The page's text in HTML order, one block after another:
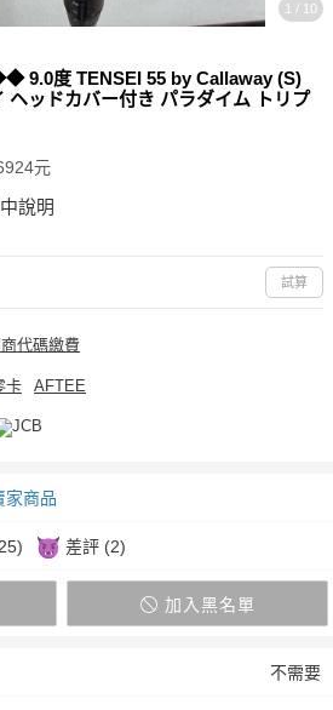
1 / 10
9.0度 TENSEI 55 by Callaway (S)
ヘッドカバー付き パラダイム トリプ
元
說明
試算
代碼繳費
卡 AFTEE
家商品
差評 (2)
加入黑名單
不需要